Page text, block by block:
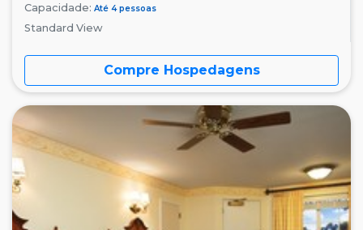
Capacidade: Até 4 pessoas
Standard View
Compre Hospedagens